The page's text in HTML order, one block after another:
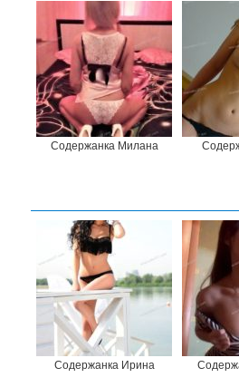
Содержанка Милана
Содержанка Ирина